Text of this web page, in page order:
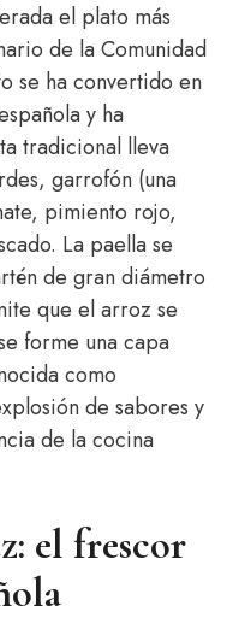
el plato más
de la Comunidad
se ha convertido en
y ha
tradicional lleva
garrofón (una
pimiento rojo,
La paella se
de gran diámetro
que el arroz se
forme una capa
como
de sabores y
de la cocina
el frescor